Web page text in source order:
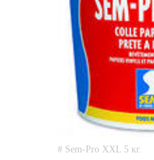
# Sem-Pro XXL 5 кг.